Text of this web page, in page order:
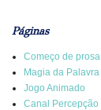
Páginas
Começo de prosa
Magia da Palavra
Jogo Animado
Canal Percepção